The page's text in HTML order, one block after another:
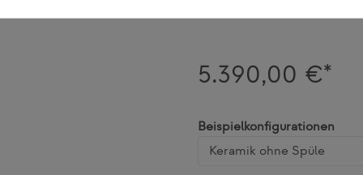
5.390,00 €*
Beispielkonfigurationen